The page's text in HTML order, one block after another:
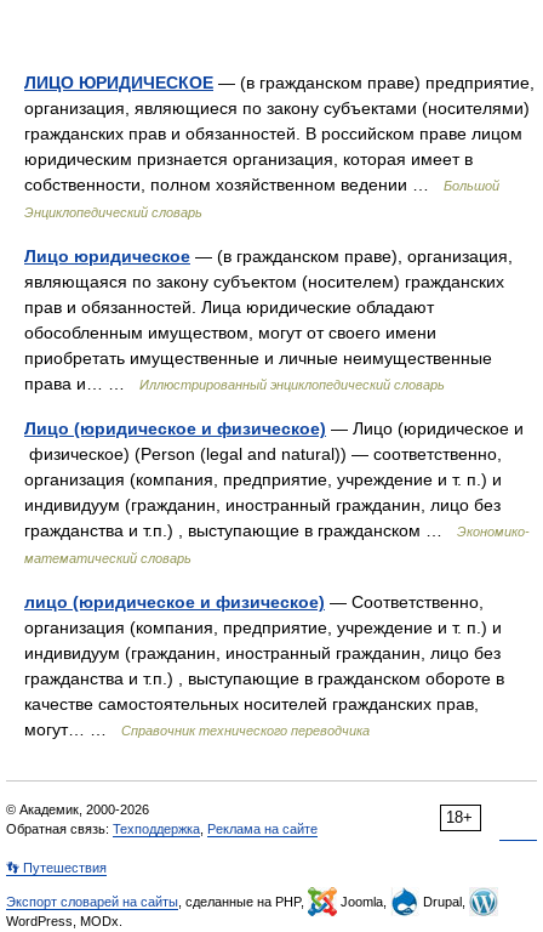
ЛИЦО ЮРИДИЧЕСКОЕ — (в гражданском праве) предприятие,
организация, являющиеся по закону субъектами (носителями)
гражданских прав и обязанностей. В российском праве лицом
юридическим признается организация, которая имеет в
собственности, полном хозяйственном ведении …
Большой
Энциклопедический словарь
Лицо юридическое — (в гражданском праве), организация,
являющаяся по закону субъектом (носителем) гражданских
прав и обязанностей. Лица юридические обладают
обособленным имуществом, могут от своего имени
приобретать имущественные и личные неимущественные
права и… …
Иллюстрированный энциклопедический словарь
Лицо (юридическое и физическое) — Лицо (юридическое и
физическое) (Person (legal and natural)) — соответственно,
организация (компания, предприятие, учреждение и т. п.) и
индивидуум (гражданин, иностранный гражданин, лицо без
гражданства и т.п.) , выступающие в гражданском …
Экономико-
математический словарь
лицо (юридическое и физическое) — Соответственно,
организация (компания, предприятие, учреждение и т. п.) и
индивидуум (гражданин, иностранный гражданин, лицо без
гражданства и т.п.) , выступающие в гражданском обороте в
качестве самостоятельных носителей гражданских прав,
могут… …
Справочник технического переводчика
18+
© Академик, 2000-2026
Обратная связь: Техподдержка Реклама на сайте
👣 Путешествия
Экспорт словарей на сайты , сделанные на PHP, Joomla,
Drupal,
WordPress, MODx.